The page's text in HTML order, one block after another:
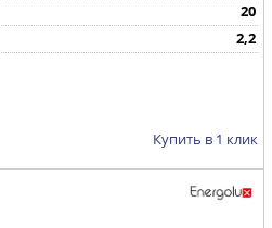
20
2,2
Купить в 1 клик